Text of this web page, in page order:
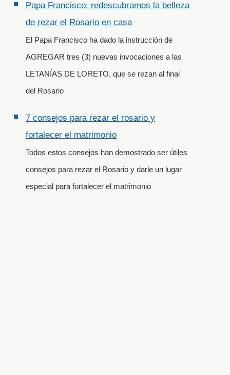
Papa Francisco: redescubramos la belleza
de rezar el Rosario en casa
El Papa Francisco ha dado la instrucción de
AGREGAR tres (3) nuevas invocaciones a las
LETANÍAS DE LORETO, que se rezan al final
del Rosario
7 consejos para rezar el rosario y
fortalecer el matrimonio
Todos estos consejos han demostrado ser útiles
consejos para rezar el Rosario y darle un lugar
especial para fortalecer el matrimonio